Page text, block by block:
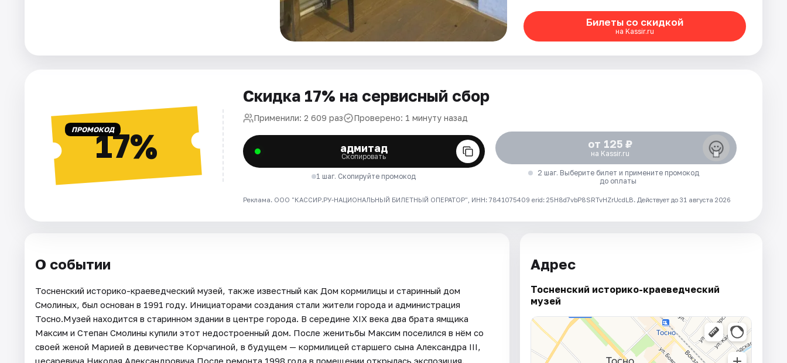
Билеты со скидкой
на Kassir.ru
ПРОМОКОД17%
Скидка 17% на сервисный сбор
Применили: 2 609 раз Проверено: 1 минуту назад
адмитад
Скопировать
1 шаг. Скопируйте промокод
от 125 ₽
на Kassir.ru
2 шаг. Выберите билет и примените промокод
до оплаты
Реклама. ООО "КАССИР.РУ-НАЦИОНАЛЬНЫЙ БИЛЕТНЫЙ ОПЕРАТОР", ИНН: 7841075409 erid: 25H8d7vbP8SRTvHZrUcdLB. Действует до 31 августа 2026
О событии
Тосненский историко-краеведческий музей, также известный как Дом кормилицы и старинный дом
Смолиных, был основан в 1991 году. Инициаторами создания стали жители города и администрация
Тосно.Музей находится в старинном здании в центре города. В середине XIX века два брата ямщика
Максим и Степан Смолины купили этот недостроенный дом. После женитьбы Максим поселился в нём со
своей женой Марией в девичестве Корчагиной, в будущем — кормилицей старшего сына Александра III,
Адрес
Тосненский историко-краеведческий
музей